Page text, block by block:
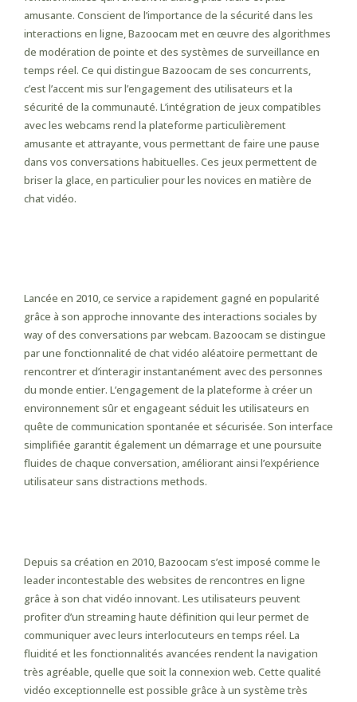
amusante. Conscient de l’importance de la sécurité dans les
interactions en ligne, Bazoocam met en œuvre des algorithmes
de modération de pointe et des systèmes de surveillance en
temps réel. Ce qui distingue Bazoocam de ses concurrents,
c’est l’accent mis sur l’engagement des utilisateurs et la
sécurité de la communauté. L’intégration de jeux compatibles
avec les webcams rend la plateforme particulièrement
amusante et attrayante, vous permettant de faire une pause
dans vos conversations habituelles. Ces jeux permettent de
briser la glace, en particulier pour les novices en matière de
chat vidéo.
Lancée en 2010, ce service a rapidement gagné en popularité
grâce à son approche innovante des interactions sociales by
way of des conversations par webcam. Bazoocam se distingue
par une fonctionnalité de chat vidéo aléatoire permettant de
rencontrer et d’interagir instantanément avec des personnes
du monde entier. L’engagement de la plateforme à créer un
environnement sûr et engageant séduit les utilisateurs en
quête de communication spontanée et sécurisée. Son interface
simplifiée garantit également un démarrage et une poursuite
fluides de chaque conversation, améliorant ainsi l’expérience
utilisateur sans distractions methods.
Depuis sa création en 2010, Bazoocam s’est imposé comme le
leader incontestable des websites de rencontres en ligne
grâce à son chat vidéo innovant. Les utilisateurs peuvent
profiter d’un streaming haute définition qui leur permet de
communiquer avec leurs interlocuteurs en temps réel. La
fluidité et les fonctionnalités avancées rendent la navigation
très agréable, quelle que soit la connexion web. Cette qualité
vidéo exceptionnelle est possible grâce à un système très